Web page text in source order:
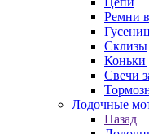
Ремни
Склизы
Свечи
Лодочные
Назад